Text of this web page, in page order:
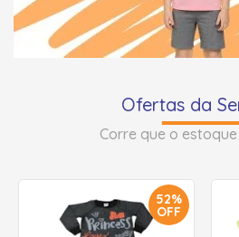
Ofertas da
Corre que o
52%
OFF